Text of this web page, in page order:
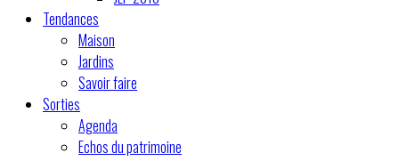
Tendances
Maison
Jardins
Savoir faire
Sorties
Agenda
Echos du patrimoine